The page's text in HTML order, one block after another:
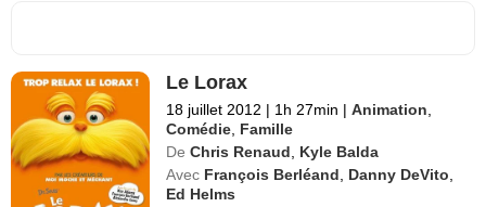
Le Lorax
18 juillet 2012 | 1h 27min | Animation,
Comédie, Famille
De Chris Renaud, Kyle Balda
Avec François Berléand, Danny DeVito,
Ed Helms